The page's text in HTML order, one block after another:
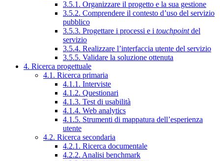
3.5.1. Organizzare il progetto e la sua gestione
3.5.2. Comprendere il contesto d’uso del servizio
pubblico
3.5.3. Progettare i processi e i touchpointdel
servizio
3.5.4. Realizzare l’interfaccia utente del servizio
3.5.5. Validare la soluzione ottenuta
4. Ricerca progettuale
4.1. Ricerca primaria
4.1.1. Interviste
4.1.2. Questionari
4.1.3. Test di usabilità
4.1.4. Web analytics
4.1.5. Strumenti di mappatura dell’esperienza
utente
4.2. Ricerca secondaria
4.2.1. Ricerca documentale
4.2.2. Analisi benchmark